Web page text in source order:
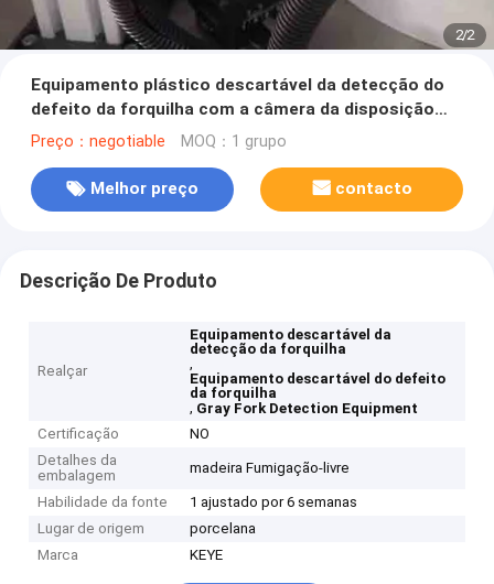
2/2
Equipamento plástico descartável da detecção do
defeito da forquilha com a câmera da disposição
linear
Preço：negotiable MOQ：1 grupo
Melhor preço contacto
Descrição De Produto
Realçar
Equipamento descartável da
detecção da forquilha
,
Equipamento descartável do defeito
da forquilha
, Gray Fork Detection Equipment
Certificação
NO
Detalhes da
embalagem
madeira Fumigação-livre
Habilidade da fonte
1 ajustado por 6 semanas
Lugar de origem
porcelana
Marca
KEYE